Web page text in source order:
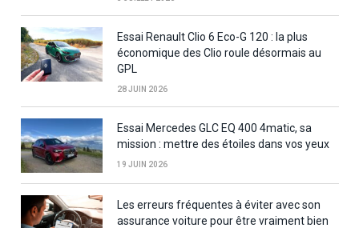
Essai Renault Clio 6 Eco-G 120 : la plus
économique des Clio roule désormais au
GPL
28 JUIN 2026
Essai Mercedes GLC EQ 400 4matic, sa
mission : mettre des étoiles dans vos yeux
19 JUIN 2026
Les erreurs fréquentes à éviter avec son
assurance voiture pour être vraiment bien